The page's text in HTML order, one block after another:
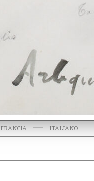
FRANCIA ITALIANO